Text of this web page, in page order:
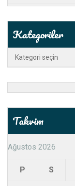
Kategoriler
Kategoriler
Takvim
Ağustos 2026
P S